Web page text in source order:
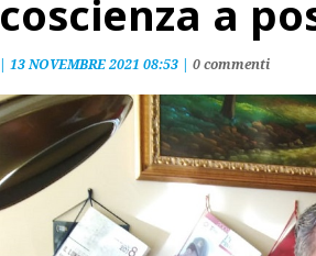
coscienza a
| 13 NOVEMBRE 2021 08:53 | 0 commenti